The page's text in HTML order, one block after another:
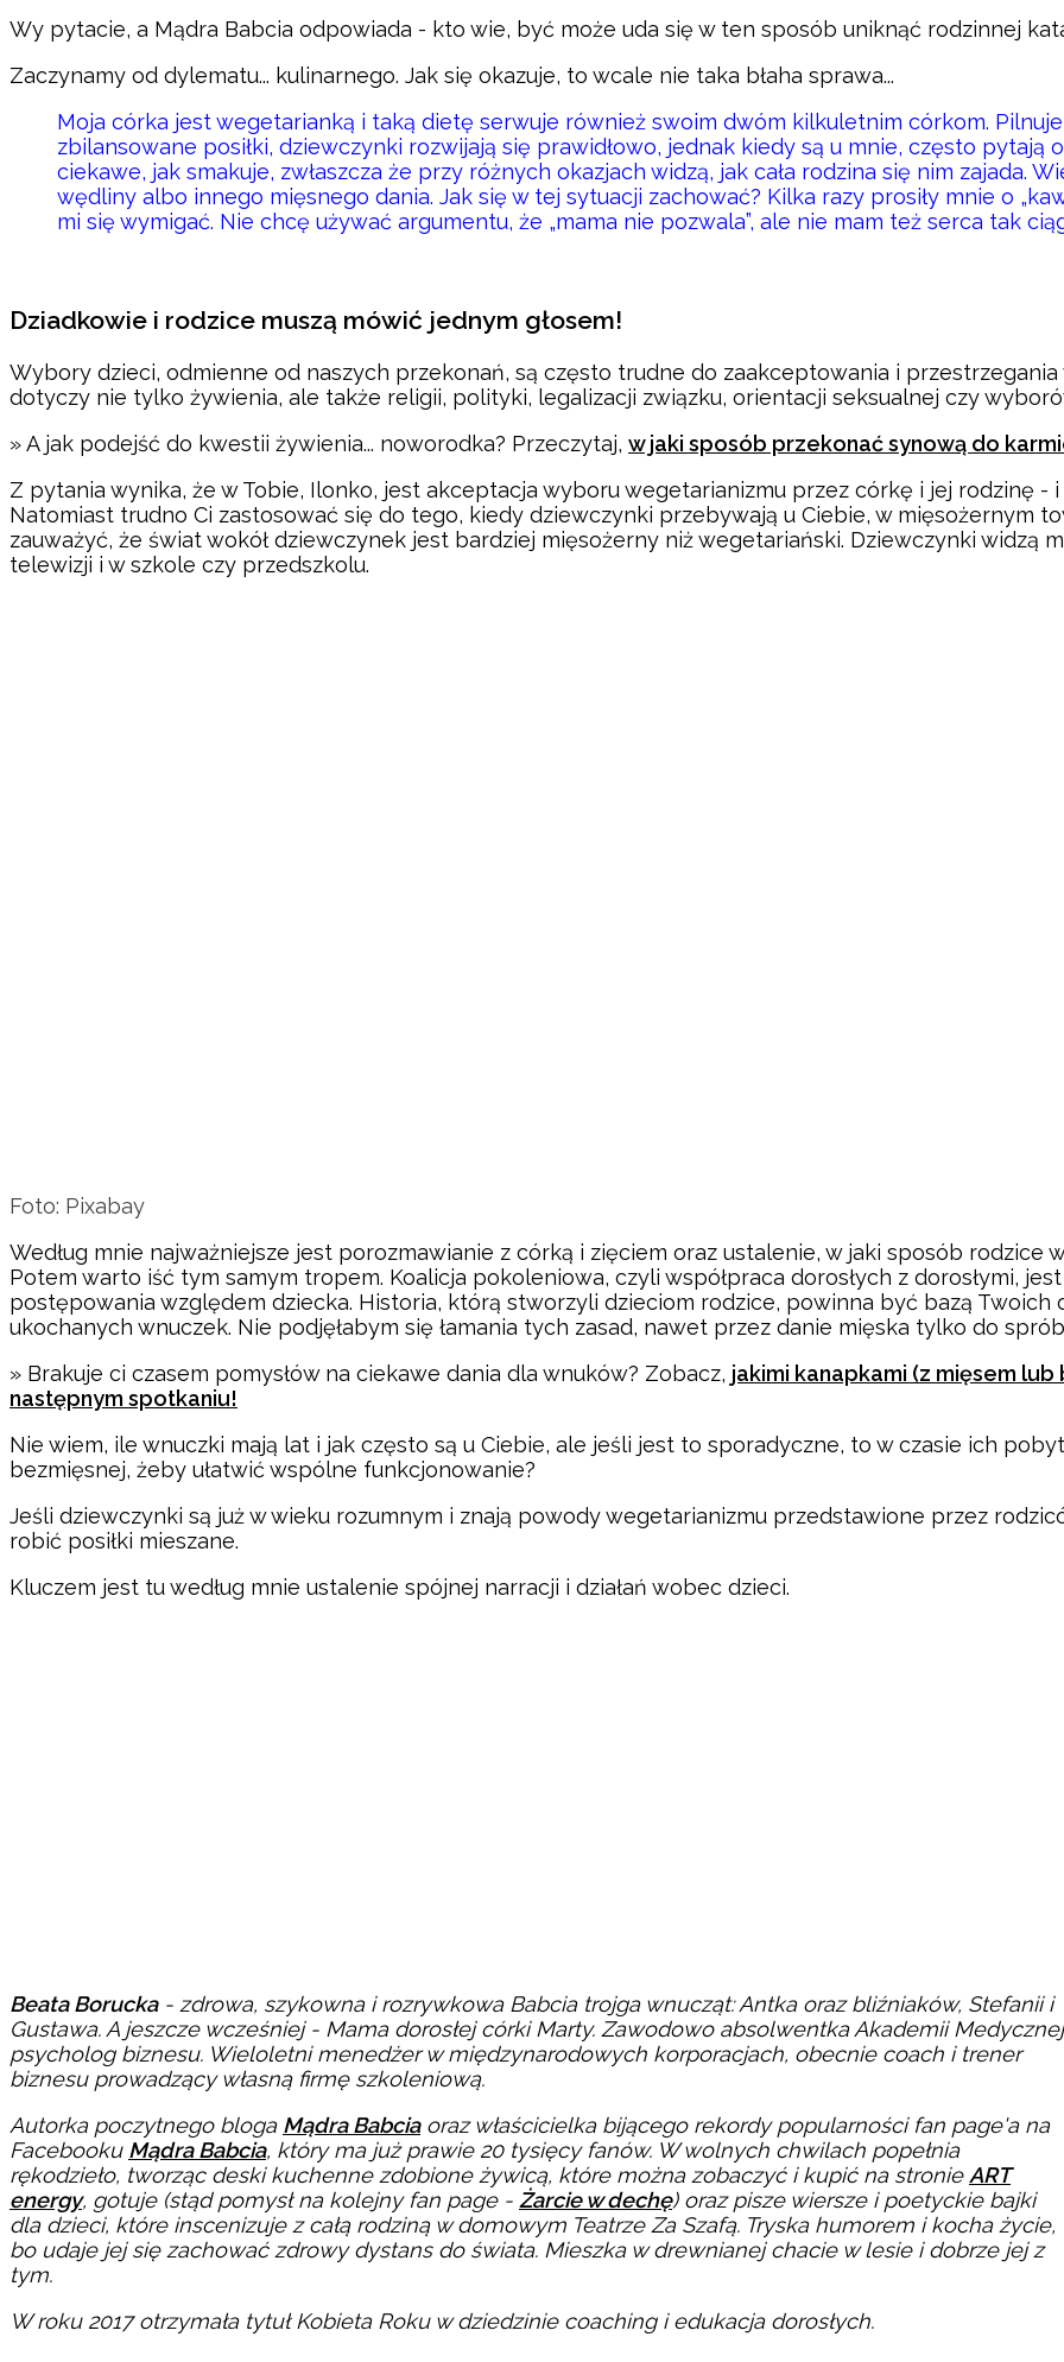
Wy pytacie, a Mądra Babcia odpowiada - kto wie, być może uda się w ten sposób uniknąć rodzinnej
Zaczynamy od dylematu... kulinarnego. Jak się okazuje, to wcale nie taka błaha sprawa...
Moja córka jest wegetarianką i taką dietę serwuje również swoim dwóm kilkuletnim córkom.
zbilansowane posiłki, dziewczynki rozwijają się prawidłowo, jednak kiedy są u mnie, często pytają
ciekawe, jak smakuje, zwłaszcza że przy różnych okazjach widzą, jak cała rodzina się nim zajada.
wędliny albo innego mięsnego dania. Jak się w tej sytuacji zachować? Kilka razy prosiły mnie o
mi się wymigać. Nie chcę używać argumentu, że „mama nie pozwala”, ale nie mam też serca tak
Dziadkowie i rodzice muszą mówić jednym głosem!
Wybory dzieci, odmienne od naszych przekonań, są często trudne do zaakceptowania i przestrzegania
dotyczy nie tylko żywienia, ale także religii, polityki, legalizacji związku, orientacji seksualnej czy
» A jak podejść do kwestii żywienia... noworodka? Przeczytaj, w jaki sposób przekonać synową do
Z pytania wynika, że w Tobie, Ilonko, jest akceptacja wyboru wegetarianizmu przez córkę i jej rodzinę -
Natomiast trudno Ci zastosować się do tego, kiedy dziewczynki przebywają u Ciebie, w mięsożernym
zauważyć, że świat wokół dziewczynek jest bardziej mięsożerny niż wegetariański. Dziewczynki widzą
telewizji i w szkole czy przedszkolu.
Foto: Pixabay
Według mnie najważniejsze jest porozmawianie z córką i zięciem oraz ustalenie, w jaki sposób rodzice
Potem warto iść tym samym tropem. Koalicja pokoleniowa, czyli współpraca dorosłych z dorosłymi,
postępowania względem dziecka. Historia, którą stworzyli dzieciom rodzice, powinna być bazą Twoich
ukochanych wnuczek. Nie podjęłabym się łamania tych zasad, nawet przez danie mięska tylko do
» Brakuje ci czasem pomysłów na ciekawe dania dla wnuków? Zobacz, jakimi kanapkami (z mięsem
następnym spotkaniu!
Nie wiem, ile wnuczki mają lat i jak często są u Ciebie, ale jeśli jest to sporadyczne, to w czasie ich
bezmięsnej, żeby ułatwić wspólne funkcjonowanie?
Jeśli dziewczynki są już w wieku rozumnym i znają powody wegetarianizmu przedstawione przez
robić posiłki mieszane.
Kluczem jest tu według mnie ustalenie spójnej narracji i działań wobec dzieci.
Beata Borucka- zdrowa, szykowna i rozrywkowa Babcia trojga wnucząt: Antka oraz bliźniaków, Stefanii i
Gustawa. A jeszcze wcześniej - Mama dorosłej córki Marty. Zawodowo absolwentka Akademii
psycholog biznesu. Wieloletni menedżer w międzynarodowych korporacjach, obecnie coach i trener
biznesu prowadzący własną firmę szkoleniową.
Autorka poczytnego bloga Mądra Babciaoraz właścicielka bijącego rekordy popularności fan page'a na
Facebooku Mądra Babcia, który ma już prawie 20 tysięcy fanów. W wolnych chwilach popełnia
rękodzieło, tworząc deski kuchenne zdobione żywicą, które można zobaczyć i kupić na stronie ART
energy, gotuje (stąd pomysł na kolejny fan page - Żarcie w dechę) oraz pisze wiersze i poetyckie bajki
dla dzieci, które inscenizuje z całą rodziną w domowym Teatrze Za Szafą. Tryska humorem i kocha życie,
bo udaje jej się zachować zdrowy dystans do świata. Mieszka w drewnianej chacie w lesie i dobrze jej z
tym.
W roku 2017 otrzymała tytuł Kobieta Roku w dziedzinie coaching i edukacja dorosłych.